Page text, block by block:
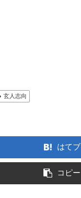
玄人志向
はてブ
コピー